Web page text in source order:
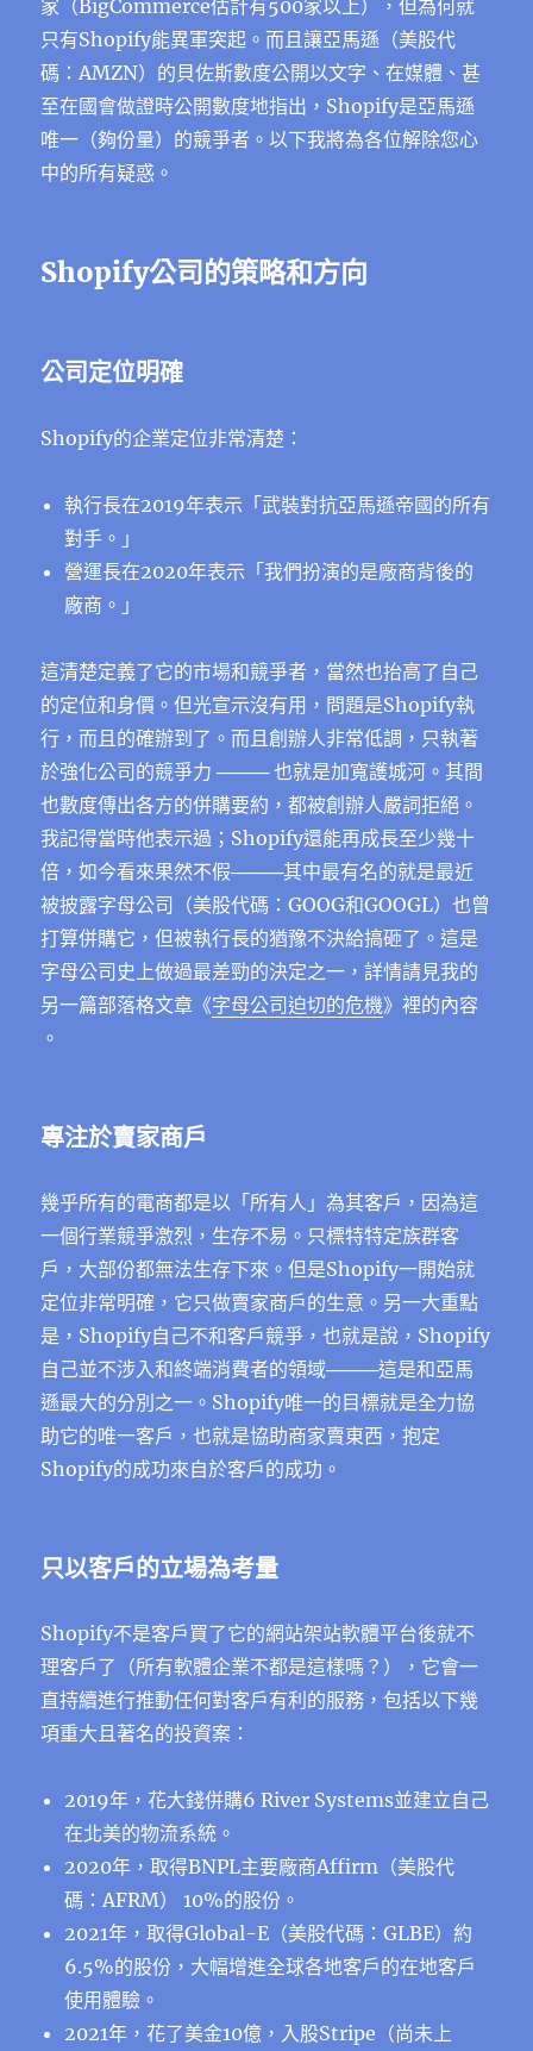
家（BigCommerce估計有500家以上），但為何就
只有Shopify能異軍突起。而且讓亞馬遜（美股代
碼：AMZN）的貝佐斯數度公開以文字 、在媒體 、甚
至在國會做證時公開數度地指出，Shopify是亞馬遜
唯一（夠份量）的競爭者。以下我將為各位解除您心
中的所有疑惑。
Shopify公司的策略和方向
公司定位明確
Shopify的企業定位非常清楚：
執行長在2019年表示「武裝對抗亞馬遜帝國的所有
對手。」
營運長在2020年表示「我們扮演的是廠商背後的
廠商。」
這清楚定義了它的市場和競爭者，當然也抬高了自己
的定位和身價。但光宣示沒有用，問題是Shopify執
行，而且的確辦到了。而且創辦人非常低調，只執著
於強化公司的競爭力 ──── 也就是加寬護城河。其間
也數度傳出各方的併購要約，都被創辦人嚴詞拒絕。
我記得當時他表示過；Shopify還能再成長至少幾十
倍，如今看來果然不假────其中最有名的就是最近
被披露字母公司（美股代碼：GOOG和GOOGL）也曾
打算併購它，但被執行長的猶豫不決給搞砸了。這是
字母公司史上做過最差勁的決定之一，詳情請見我的
另一篇部落格文章《字母公司迫切的危機》裡的內容
。
專注於賣家商戶
幾乎所有的電商都是以「所有人」為其客戶，因為這
一個行業競爭激烈，生存不易。只標特特定族群客
戶，大部份都無法生存下來。但是Shopify一開始就
定位非常明確，它只做賣家商戶的生意。另一大重點
是，Shopify自己不和客戶競爭，也就是說，Shopify
自己並不涉入和終端消費者的領域────這是和亞馬
遜最大的分別之一。Shopify唯一的目標就是全力協
助它的唯一客戶，也就是協助商家賣東西，抱定
Shopify的成功來自於客戶的成功。
只以客戶的立場為考量
Shopify不是客戶買了它的網站架站軟體平台後就不
理客戶了（所有軟體企業不都是這樣嗎？），它會一
直持續進行推動任何對客戶有利的服務，包括以下幾
項重大且著名的投資案：
2019年，花大錢併購6 River Systems並建立自己
在北美的物流系統。
2020年，取得BNPL主要廠商Affirm（美股代
碼：AFRM） 10%的股份。
2021年，取得Global-E（美股代碼：GLBE）約
6.5%的股份，大幅增進全球各地客戶的在地客戶
使用體驗。
2021年，花了美金10億，入股Stripe（尚未上